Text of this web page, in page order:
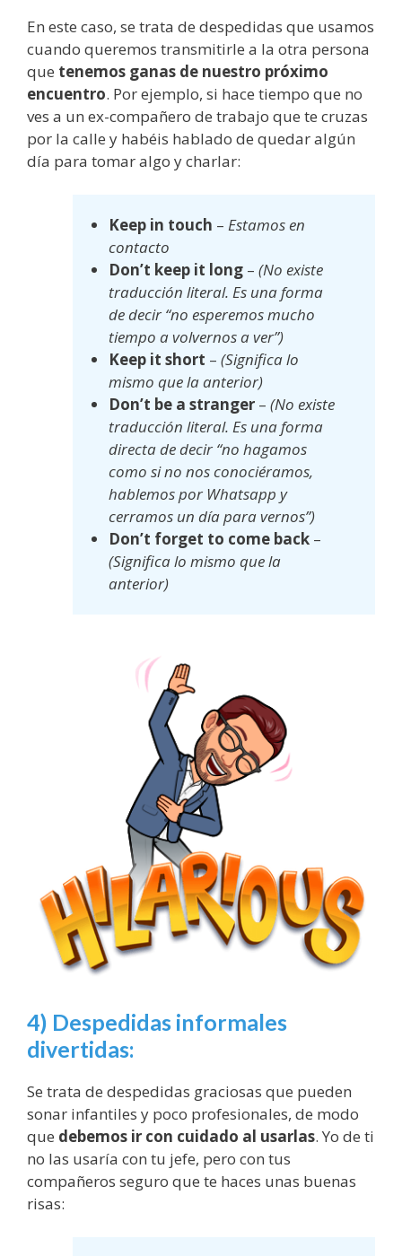
En este caso, se trata de despedidas que usamos
cuando queremos transmitirle a la otra persona
que tenemos ganas de nuestro próximo
encuentro. Por ejemplo, si hace tiempo que no
ves a un ex-compañero de trabajo que te cruzas
por la calle y habéis hablado de quedar algún
día para tomar algo y charlar:
Keep in touch –Estamos en
contacto
Don’t keep it long –(No existe
traducción literal. Es una forma
de decir “no esperemos mucho
tiempo a volvernos a ver”)
Keep it short –(Significa lo
mismo que la anterior)
Don’t be a stranger –(No existe
traducción literal.Es una forma
directa de decir “no hagamos
como si no nos conociéramos,
hablemos por Whatsapp y
cerramos un día para vernos”)
Don’t forget to come back –
(Significa lo mismo que la
anterior)
4) Despedidas informales
divertidas:
Se trata de despedidas graciosas que pueden
sonar infantiles y poco profesionales, de modo
que debemos ir con cuidado al usarlas. Yo de ti
no las usaría con tu jefe, pero con tus
compañeros seguro que te haces unas buenas
risas: